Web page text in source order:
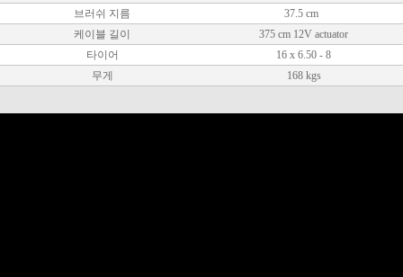
브러쉬 지름
37.5 cm
케이블 길이
375 cm 12V actuator
타이어
16 x 6.50 - 8
무게
168 kgs